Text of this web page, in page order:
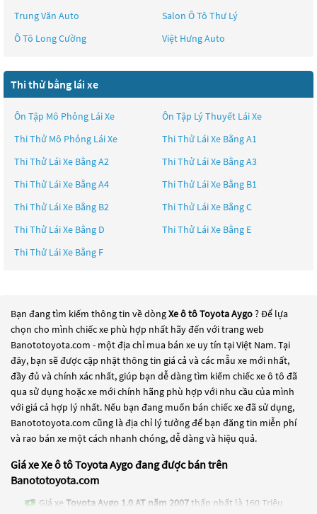
Trung Văn Auto
Salon Ô Tô Thư Lý
Ô Tô Long Cường
Việt Hưng Auto
Thi thử bằng lái xe
Ôn Tập Mô Phỏng Lái Xe
Ôn Tập Lý Thuyết Lái Xe
Thi Thử Mô Phỏng Lái Xe
Thi Thử Lái Xe Bằng A1
Thi Thử Lái Xe Bằng A2
Thi Thử Lái Xe Bằng A3
Thi Thử Lái Xe Bằng A4
Thi Thử Lái Xe Bằng B1
Thi Thử Lái Xe Bằng B2
Thi Thử Lái Xe Bằng C
Thi Thử Lái Xe Bằng D
Thi Thử Lái Xe Bằng E
Thi Thử Lái Xe Bằng F
Bạn đang tìm kiếm thông tin về dòngXe ô tô Toyota Aygo? Để lựa
chọn cho mình chiếc xe phù hợp nhất hãy đến với trang web
Banototoyota.com - một địa chỉ mua bán xe uy tín tại Việt Nam. Tại
đây, bạn sẽ được cập nhật thông tin giá cả và các mẫu xe mới nhất,
đầy đủ và chính xác nhất, giúp bạn dễ dàng tìm kiếm chiếc xe ô tô đã
qua sử dụng hoặc xe mới chính hãng phù hợp với nhu cầu của mình
với giá cả hợp lý nhất. Nếu bạn đang muốn bán chiếc xe đã sử dụng,
Banototoyota.com cũng là địa chỉ lý tưởng để bạn đăng tin miễn phí
và rao bán xe một cách nhanh chóng, dễ dàng và hiệu quả.
Giá xe Xe ô tô Toyota Aygo đang được bán trên
Banototoyota.com
Giá xe Toyota Aygo 1.0 AT năm 2007thấp nhất là 160 Triệu